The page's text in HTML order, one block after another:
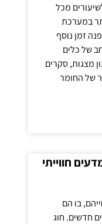
מכל
במערכת
זמן נוסף
של כלים
מצגות, סקרים
של החומר
חווייתי
בו הם
חדשים. חוג